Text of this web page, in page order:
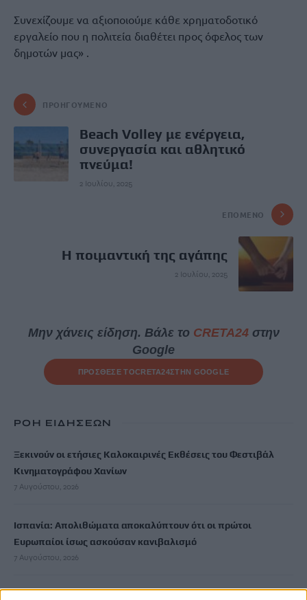
Συνεχίζουμε να αξιοποιούμε κάθε χρηματοδοτικό
εργαλείο που η πολιτεία διαθέτει προς όφελος των
δημοτών μας» .
ΠΡΟΗΓΟΎΜΕΝΟ
Beach Volley με ενέργεια,
συνεργασία και αθλητικό
πνεύμα!
2 Ιουλίου, 2025
ΕΠΌΜΕΝΟ
Η ποιμαντική της αγάπης
2 Ιουλίου, 2025
Μην χάνεις είδηση. Βάλε το CRETA24στην
Google
ΠΡΟΣΘΕΣΕ ΤΟCRETA24ΣΤΗΝ GOOGLE
ΡΟΗ ΕΙΔΗΣΕΩΝ
Ξεκινούν οι ετήσιες Καλοκαιρινές Εκθέσεις του Φεστιβάλ
Κινηματογράφου Χανίων
7 Αυγούστου, 2026
Ισπανία: Απολιθώματα αποκαλύπτουν ότι οι πρώτοι
Ευρωπαίοι ίσως ασκούσαν κανιβαλισμό
7 Αυγούστου, 2026